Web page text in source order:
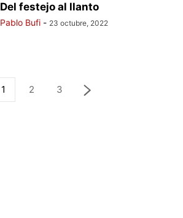
Del festejo al llanto
Pablo Bufi - 23 octubre, 2022
1 2 3